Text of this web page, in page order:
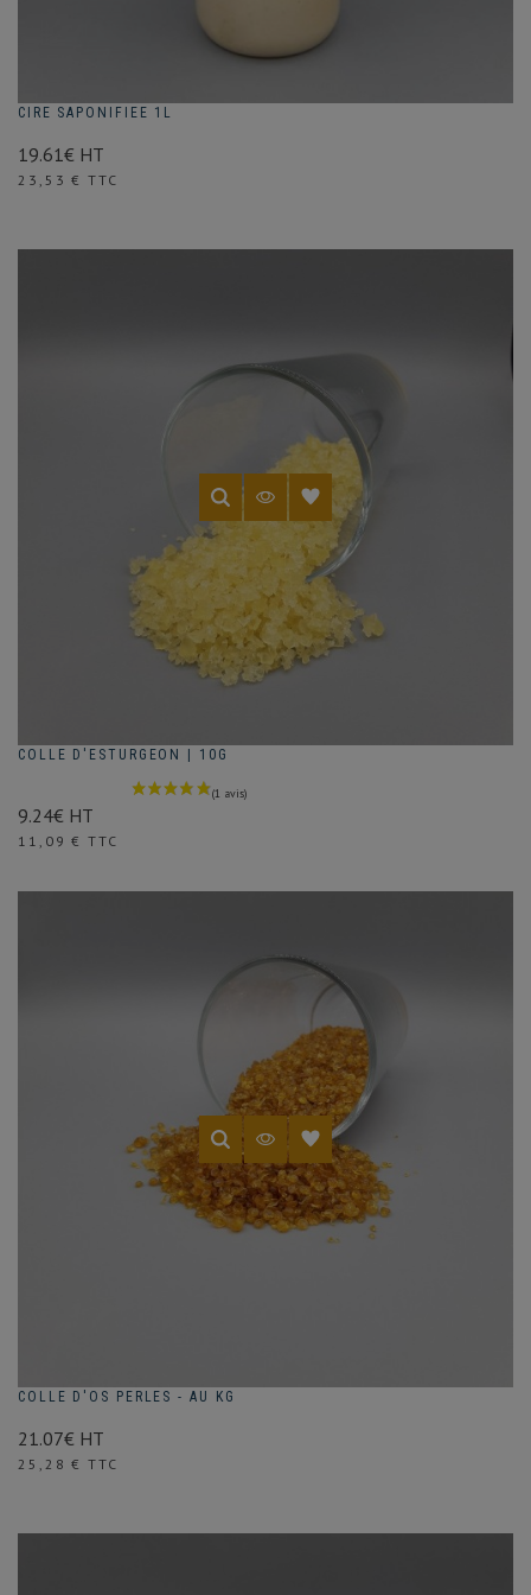
CIRE SAPONIFIEE 1L
19.61€ HT
Prix
23,53 € TTC
COLLE D'ESTURGEON | 10G
9.24€ HT
Prix
11,09 € TTC
COLLE D'OS PERLES - AU KG
21.07€ HT
Prix
25,28 € TTC